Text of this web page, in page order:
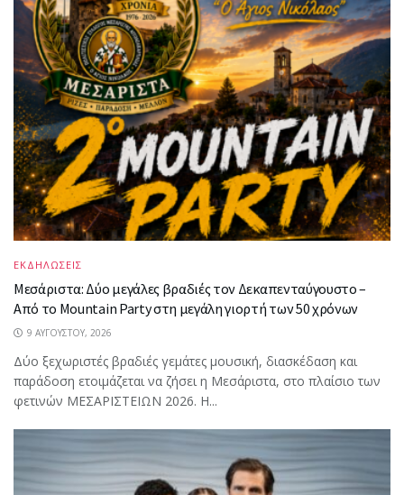
ΕΚΔΗΛΩΣΕΙΣ
Μεσάριστα: Δύο μεγάλες βραδιές τον Δεκαπενταύγουστο –
Από το Mountain Party στη μεγάλη γιορτή των 50 χρόνων
9 ΑΥΓΟΎΣΤΟΥ, 2026
Δύο ξεχωριστές βραδιές γεμάτες μουσική, διασκέδαση και
παράδοση ετοιμάζεται να ζήσει η Μεσάριστα, στο πλαίσιο των
φετινών ΜΕΣΑΡΙΣΤΕΙΩΝ 2026. Η...